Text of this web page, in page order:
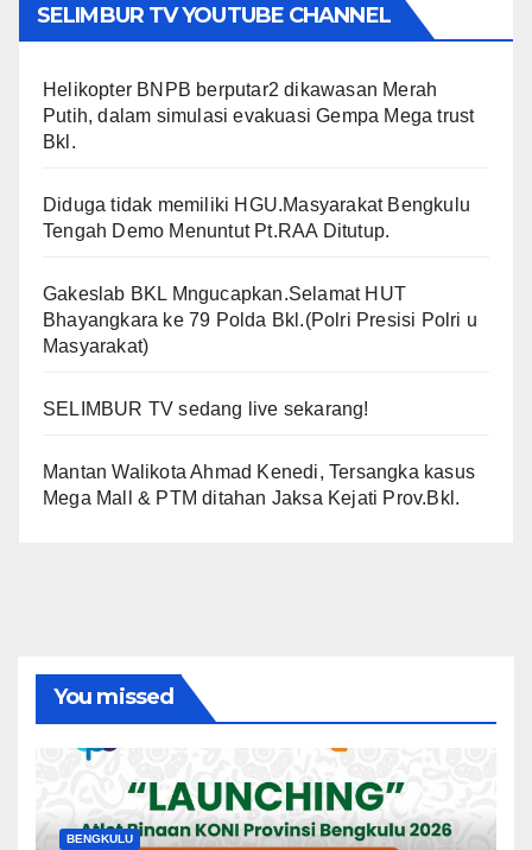
SELIMBUR TV YOUTUBE CHANNEL
Helikopter BNPB berputar2 dikawasan Merah
Putih, dalam simulasi evakuasi Gempa Mega trust
Bkl.
Diduga tidak memiliki HGU.Masyarakat Bengkulu
Tengah Demo Menuntut Pt.RAA Ditutup.
Gakeslab BKL Mngucapkan.Selamat HUT
Bhayangkara ke 79 Polda Bkl.(Polri Presisi Polri u
Masyarakat)
SELIMBUR TV sedang live sekarang!
Mantan Walikota Ahmad Kenedi, Tersangka kasus
Mega Mall & PTM ditahan Jaksa Kejati Prov.Bkl.
You missed
BENGKULU